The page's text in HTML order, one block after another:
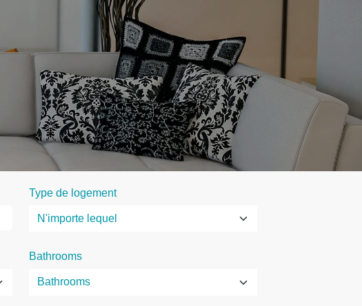
Type de logement
Bathrooms